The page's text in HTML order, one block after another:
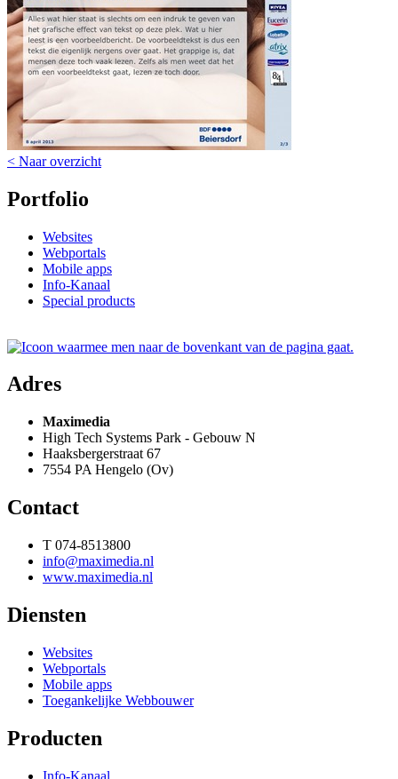
< Naar overzicht
Portfolio
Websites
Webportals
Mobile apps
Info-Kanaal
Special products
Adres
Maximedia
High Tech Systems Park - Gebouw N
Haaksbergerstraat 67
7554 PA Hengelo (Ov)
Contact
T 074-8513800
info@maximedia.nl
www.maximedia.nl
Diensten
Websites
Webportals
Mobile apps
Toegankelijke Webbouwer
Producten
Info-Kanaal